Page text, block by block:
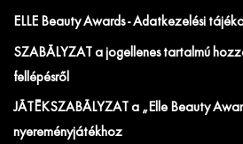
ELLE Beauty Awards - Adatkezelési
SZABÁLYZAT a jogellenes tartalmú
fellépésről
JÁTÉKSZABÁLYZAT a „Elle Beauty
nyereményjátékhoz